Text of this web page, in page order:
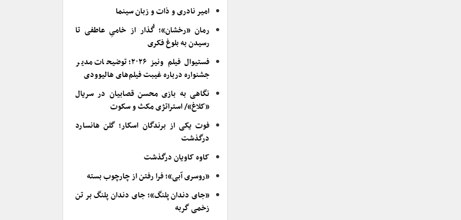
امیر نادری و ذات و زبان سینما
رمان «رخشان»؛ گُذار از خامیِ عاطفی تا
رسیدن به بلوغ فکری
فستیوال فیلم ونیز ۲۰۲۶؛ توضیحات مدیر
جشنواره درباره غیبت فیلم‌های هالیوودی
نگاهی به بازی محسن قصابیان در سریال
«کلاغ»/ استراتژی مکث و سکوت
فوت یکی از برندگان اسکار؛ گلن هانسارد
درگذشت
کاوه کاویان درگذشت
«روسری آبی»؛ فرا رفتن از چارچوب بسته
«جای دندان پلنگ»؛ جای دندان پلنگ بر تن
زخمی گربه